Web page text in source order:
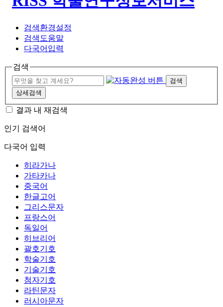
검색환경설정
검색도움말
다국어입력
검색
검색
상세검색
결과 내 재검색
인기 검색어
다국어 입력
히라가나
가타카나
중국어
한글고어
그리스문자
프랑스어
독일어
히브리어
괄호기호
학술기호
기술기호
첨자기호
라틴문자
러시아문자